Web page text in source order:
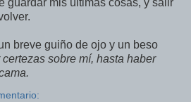
guardar mis últimas cosas, y salir
breve guiño de ojo y un beso
sobre mí, hasta haber